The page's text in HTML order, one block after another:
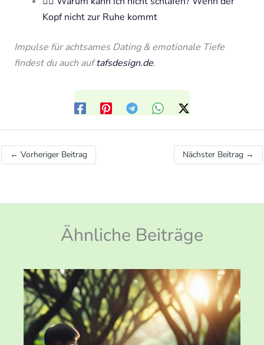
Kopf nicht zur Ruhe kommt
Impulse für achtsames Dating & emotionale Tiefe
findest du auch auftafsdesign.de.
← Vorheriger Beitrag Nächster Beitrag →
Ähnliche Beiträge